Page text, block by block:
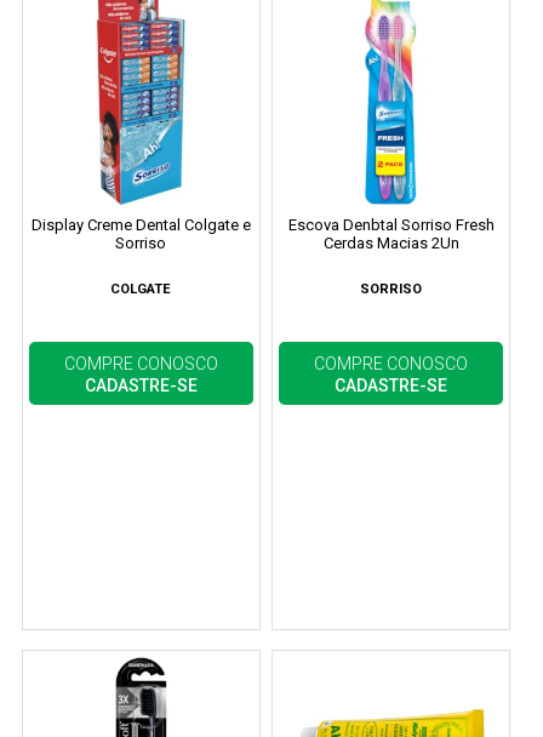
Display Creme Dental Colgate e
Sorriso
COLGATE
COMPRE CONOSCO
CADASTRE-SE
Escova Denbtal Sorriso Fresh
Cerdas Macias 2Un
SORRISO
COMPRE CONOSCO
CADASTRE-SE